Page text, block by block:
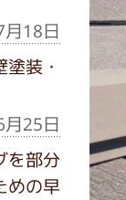
18日
装・
25日
を部分
めの早